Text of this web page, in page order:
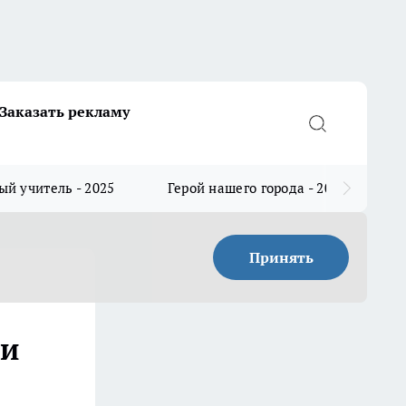
Заказать рекламу
учитель - 2025 Герой нашего города - 2025
Принять